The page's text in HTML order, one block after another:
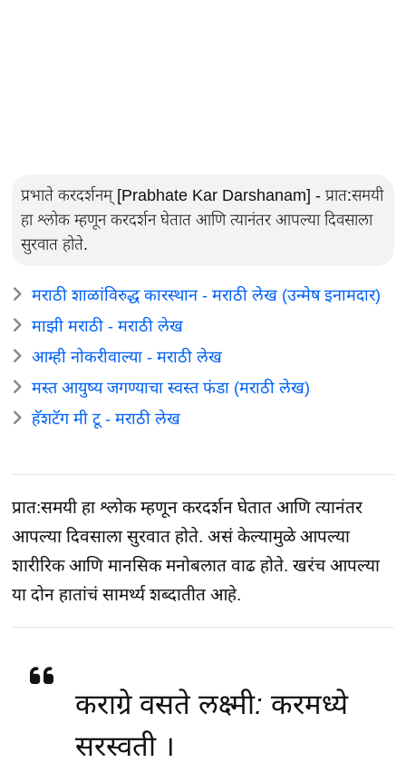
प्रभाते करदर्शनम्‌ [Prabhate Kar Darshanam] - प्रात:समयी
हा श्लोक म्हणून करदर्शन घेतात आणि त्यानंतर आपल्या दिवसाला
सुरवात होते.
मराठी शाळांविरुद्ध कारस्थान - मराठी लेख (उन्मेष इनामदार)
माझी मराठी - मराठी लेख
आम्ही नोकरीवाल्या - मराठी लेख
मस्त आयुष्य जगण्याचा स्वस्त फंडा (मराठी लेख)
हॅशटॅग मी टू - मराठी लेख
प्रात:समयी हा श्लोक म्हणून करदर्शन घेतात आणि त्यानंतर
आपल्या दिवसाला सुरवात होते. असं केल्यामुळे आपल्या
शारीरिक आणि मानसिक मनोबलात वाढ होते. खरंच आपल्या
या दोन हातांचं सामर्थ्य शब्दातीत आहे.
कराग्रे वसते लक्ष्मी: करमध्ये
सरस्वती ।